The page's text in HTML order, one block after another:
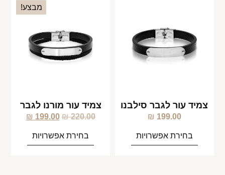
צמיד עור לגבר סילבנו
199.00
₪
בחירת אפשרויות
מבצע!
צמיד עור מורנו לגבר
220.00
₪
199.00
₪
בחירת אפשרויות